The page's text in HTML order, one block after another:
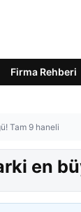
Firma Rehberi
Tam 9 haneli
en